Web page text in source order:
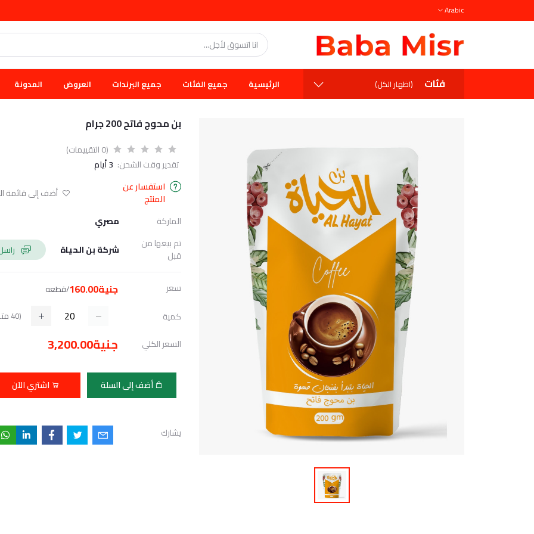
Arabic
فئات (اظهار الكل) الرئيسية جميع الفئات جميع البرندات العروض المدونة
بن محوج فاتح 200 جرام
(0 التقييمات)
تقدير وقت الشحن: 3 أيام
استفسار عن
المنتج
أضف إلى قائمة
الماركة
مصري
تم بيعها من
قبل
شركة بن الحياة
سعر جنية160.00 /قطعه
كمية (
40
السعر الكلي جنية3,200.00
أضف إلى السلة اشتري الآن
يشارك